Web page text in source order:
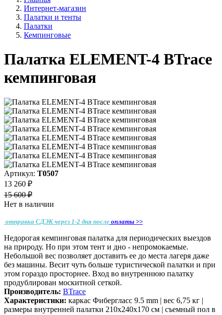
Интернет-магазин
Палатки и тенты
Палатки
Кемпинговые
Палатка ELEMENT-4 BTrace
кемпинговая
Артикул: Т0507
13 260 ₽
15 600 ₽
Нет в наличии
отправка СДЭК через 1-2 дня после оплаты >>
Недорогая кемпинговая палатка для периодических выездов
на природу. Но при этом тент и дно - непромокаемые.
Небольшой вес позволяет доставить ее до места лагеря даже
без машины. Весит чуть больше туристической палатки и при
этом гораздо просторнее. Вход во внутреннюю палатку
продублирован москитной сеткой.
Производитель: BTrace
Характеристики: каркас Фибергласс 9.5 mm | вес 6,75 кг |
размеры внутренней палатки 210x240x170 см | съемный пол в